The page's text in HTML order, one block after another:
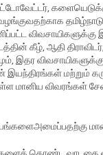
தமிழ்நாடு
கீழ், ஆதி திராவிடர்,
இதர
இயந்திரங்கள் மற்றும்
மானிய விவரங்கள்